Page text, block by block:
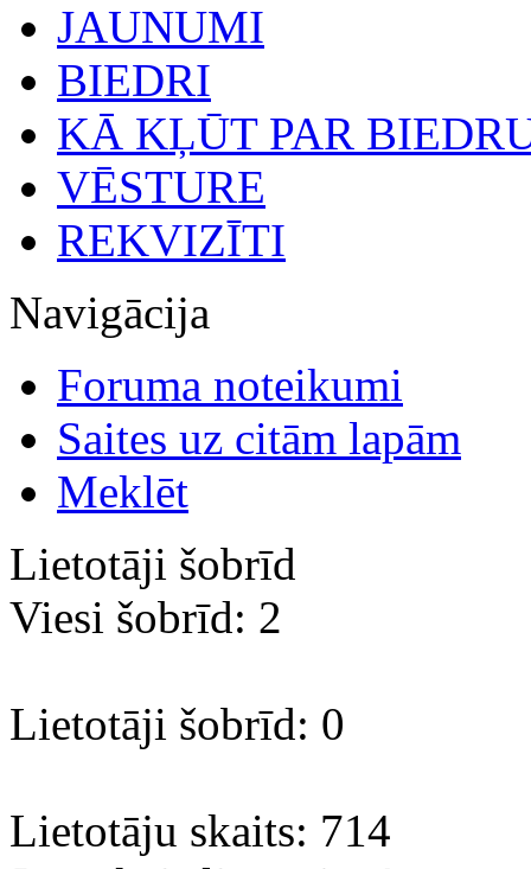
JAUNUMI
BIEDRI
KĀ KĻŪT PAR
VĒSTURE
REKVIZĪTI
Navigācija
Foruma noteikumi
Saites uz citām lapām
Meklēt
Lietotāji šobrīd
Viesi šobrīd: 2
Lietotāji šobrīd: 0
Lietotāju skaits: 714